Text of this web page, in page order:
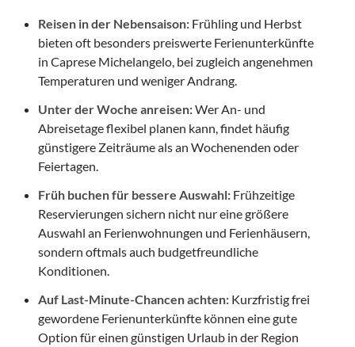
Reisen in der Nebensaison: Frühling und Herbst
bieten oft besonders preiswerte Ferienunterkünfte
in Caprese Michelangelo, bei zugleich angenehmen
Temperaturen und weniger Andrang.
Unter der Woche anreisen:Wer An- und
Abreisetage flexibel planen kann, findet häufig
günstigere Zeiträume als an Wochenenden oder
Feiertagen.
Früh buchen für bessere Auswahl: Frühzeitige
Reservierungen sichern nicht nur eine größere
Auswahl an Ferienwohnungen und Ferienhäusern,
sondern oftmals auch budgetfreundliche
Konditionen.
Auf Last-Minute-Chancen achten: Kurzfristig frei
gewordene Ferienunterkünfte können eine gute
Option für einen günstigen Urlaub in der Region